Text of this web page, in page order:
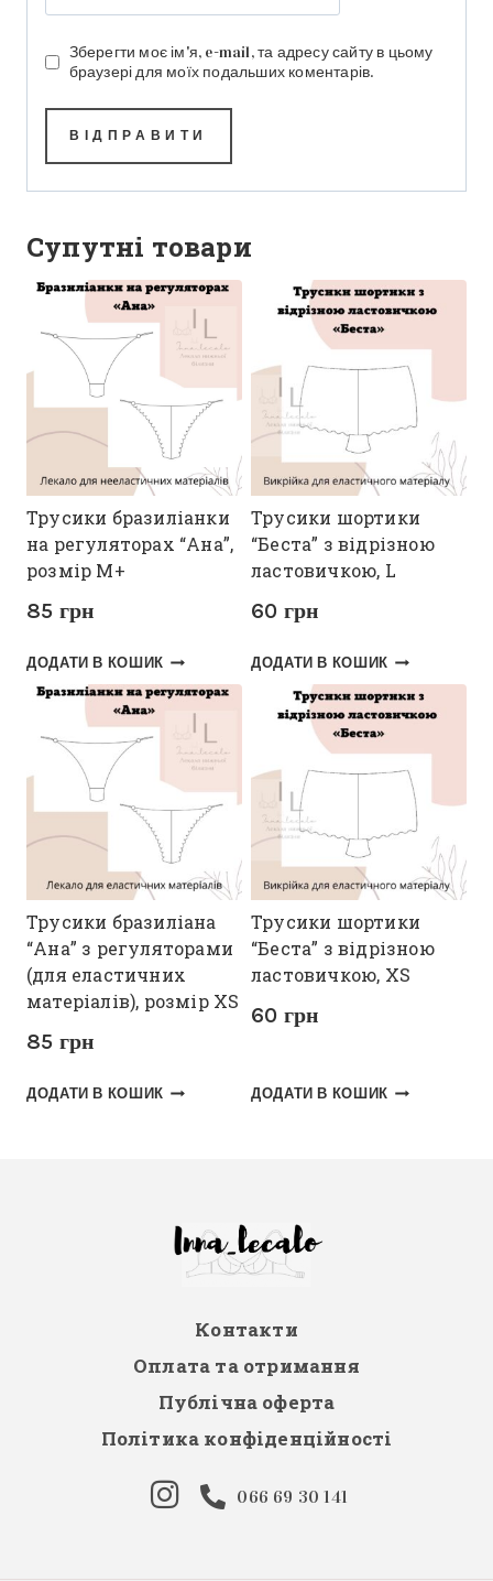
Зберегти моє ім'я, e-mail, та адресу сайту в цьому
браузері для моїх подальших коментарів.
Супутні товари
Трусики бразиліанки
на регуляторах “Ана”,
розмір М+
85 грн
ДОДАТИ В КОШИК
Трусики шортики
“Беста” з відрізною
ластовичкою, L
60 грн
ДОДАТИ В КОШИК
Трусики бразиліана
“Ана” з регуляторами
(для еластичних
матеріалів), розмір XS
85 грн
ДОДАТИ В КОШИК
Трусики шортики
“Беста” з відрізною
ластовичкою, XS
60 грн
ДОДАТИ В КОШИК
Контакти
Оплата та отримання
Публічна оферта
Політика конфіденційності
066 69 30 141